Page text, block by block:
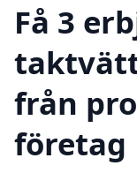
Få 3
från
företag